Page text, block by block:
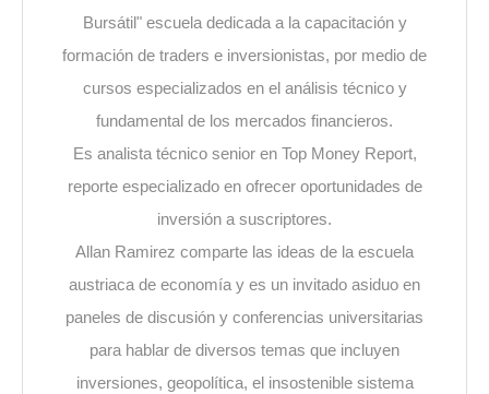
Bursátil" escuela dedicada a la capacitación y
formación de traders e inversionistas, por medio de
cursos especializados en el análisis técnico y
fundamental de los mercados financieros.
Es analista técnico senior en Top Money Report,
reporte especializado en ofrecer oportunidades de
inversión a suscriptores.
Allan Ramirez comparte las ideas de la escuela
austriaca de economía y es un invitado asiduo en
paneles de discusión y conferencias universitarias
para hablar de diversos temas que incluyen
inversiones, geopolítica, el insostenible sistema